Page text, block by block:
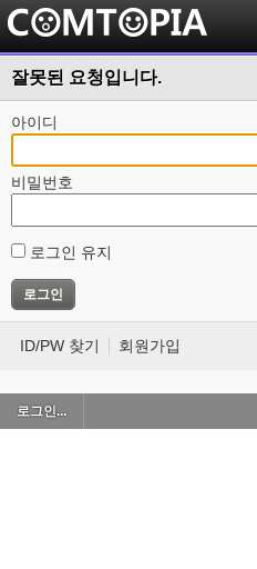
잘못된 요청입니다.
아이디
비밀번호
로그인 유지
ID/PW 찾기 회원가입
로그인...